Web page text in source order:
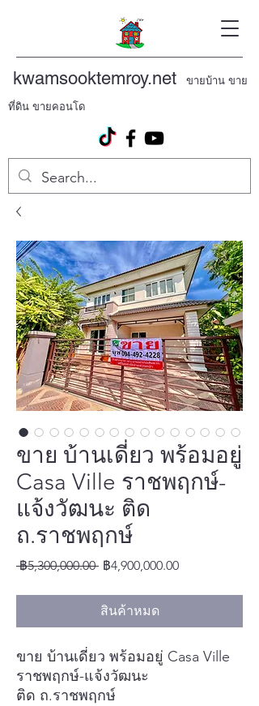
kwamsooktemroy.net ขายบ้าน ขาย
ที่ดิน ขายคอนโด
ขาย บ้านเดี่ยว พร้อมอยู่
Casa Ville ราชพฤกษ์-
แจ้งวัฒนะ ติด
ถ.ราชพฤกษ์
฿5,300,000.00 ราคา
฿4,900,000.00ราคา
สินค้าหมด
ขาย บ้านเดี่ยว พร้อมอยู่ Casa Ville
ราชพฤกษ์-แจ้งวัฒนะ
ติด ถ.ราชพฤกษ์